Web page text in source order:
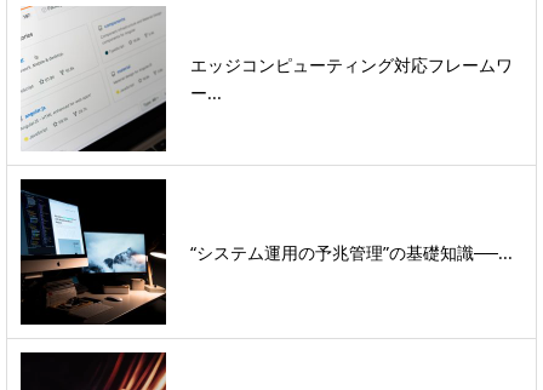
エッジコンピューティング対応フレームワ
ー...
“システム運用の予兆管理”の基礎知識──...